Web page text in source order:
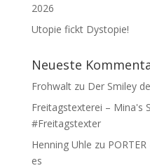
2026
Utopie fickt Dystopie!
Neueste
Frohwaltzu Der Smiley
Freitagstexterei – Mina's
#Freitagstexter
Henning Uhle zu
es